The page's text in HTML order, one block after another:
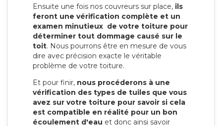
Ensuite une fois nos couvreurs sur place, ils
feront une vérification complète et un
examen minutieux de votre toiture pour
déterminer tout dommage causé sur le
toit. Nous pourrons être en mesure de vous
dire avec précision exacte le véritable
problème de votre toiture.
Et pour finir, nous procéderons à une
vérification des types de tuiles que vous
avez sur votre toiture pour savoir si cela
est compatible en réalité pour un bon
écoulement d'eau et donc ainsi savoir